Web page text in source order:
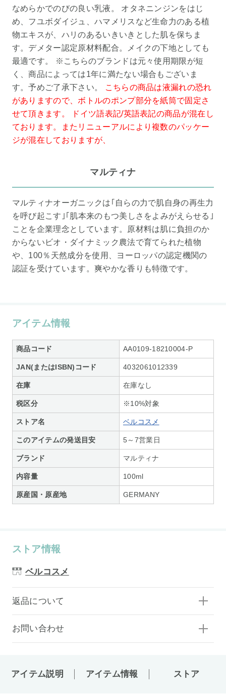
なめらかでのびの良い乳液。 オタネニンジンをはじ
め、フユボダイジュ、ハマメリスなど生命力のある植
物エキスが、ハリのあるいきいきとした肌を保ちま
す。デメター認定原材料配合。メイクの下地としても
最適です。 ※こちらのブランドは元々使用期限が短
く、商品によっては1年に満たない場合もございま
す。予めご了承下さい。
こちらの商品は液漏れの恐れ
がありますので、ボトルのポンプ部分を紙筒で固定さ
せて頂きます。
ドイツ語表記/英語表記の商品が混在し
ております。またリニューアルにより複数のパッケー
ジが混在しておりますが、
マルティナ
マルティナオーガニックは｢自らの力で肌自身の再生力
を呼び起こす｣｢肌本来のもつ美しさをよみがえらせる｣
ことを企業理念としています。原材料は肌に負担のか
からないビオ・ダイナミック農法で育てられた植物
や、100％天然成分を使用、ヨーロッパの認定機関の
認証を受けています。爽やかな香りも特徴です。
アイテム情報
商品コード AA0109-18210004-P
JAN(またはISBN)コード 4032061012339
在庫 在庫なし
税区分 ※10%対象
ストア名 ベルコスメ
このアイテムの発送目安 5～7営業日
ブランド マルティナ
内容量 100ml
原産国・原産地 GERMANY
ストア情報
ベルコスメ
返品について
お問い合わせ
アイテム説明 アイテム情報 ストア